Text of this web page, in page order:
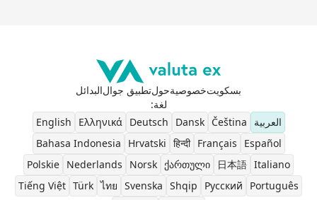
بسكويتخصوصيةحولتطبيق جوالالبدائل
لغة:
العربية
Čeština
Dansk
Deutsch
Ελληνικά
English
Español
Français
हिन्दी
Hrvatski
Bahasa Indonesia
Italiano
日本語
ქართული
Norsk
Nederlands
Polskie
Português
Pусский
Shqip
Svenska
ไทย
Türk
Tiếng Việt